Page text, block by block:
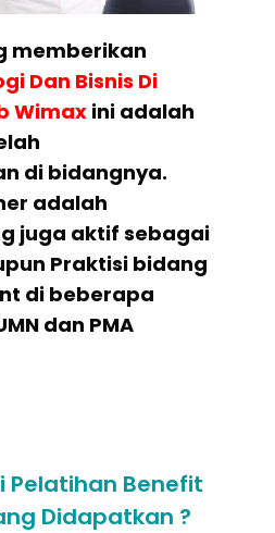
memberikan
Dan Bisnis Di
Wimax ini adalah
di bidangnya.
adalah
juga aktif sebagai
Praktisi bidang
di beberapa
dan PMA
Pelatihan Benefit
Didapatkan ?